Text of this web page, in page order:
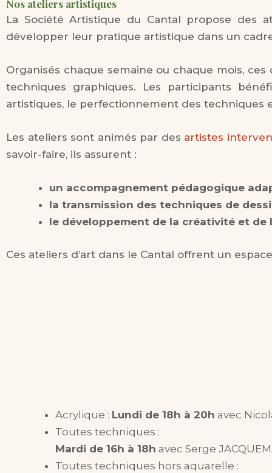
Nos ateliers artistiques
La Société Artistique du Cantal propose des
développer leur pratique artistique dans un
Organisés chaque semaine ou chaque mois,
techniques graphiques. Les participants
artistiques, le perfectionnement des techniques
Les ateliers sont animés par des artistes
savoir-faire, ils assurent :
un accompagnement pédagogique
la transmission des techniques de
le développement de la créativité et de
Ces ateliers d’art dans le Cantal offrent un
Acrylique : Lundi de 18h à 20h avec
Toutes techniques :
Mardi de 16h à 18h avec Serge
Toutes techniques hors aquarelle :